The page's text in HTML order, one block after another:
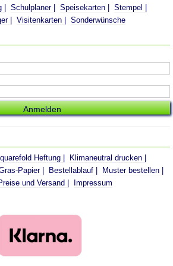
Schulplaner Speisekarten
Stempel
Visitenkarten Sonderwünsche
Heftung
Klimaneutral drucken
Papier Bestellablauf
Muster bestellen
und Versand Impressum